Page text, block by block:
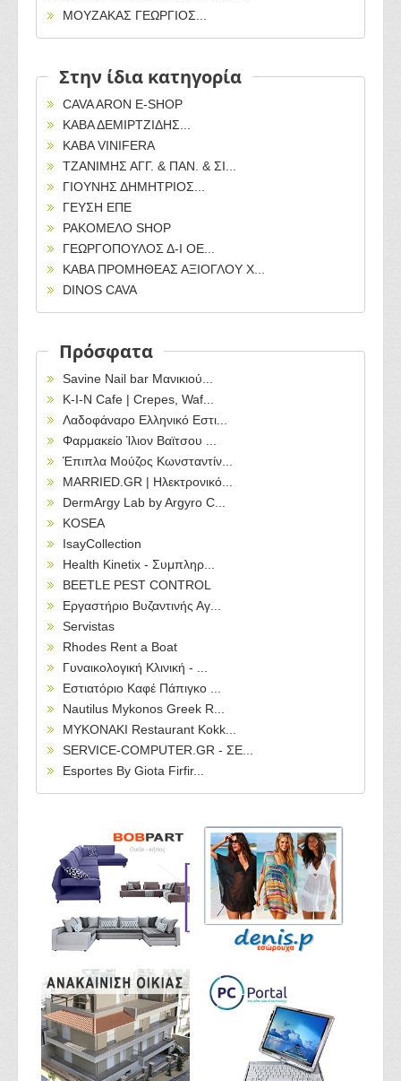
ΜΟΥΖΑΚΑΣ ΓΕΩΡΓΙΟΣ...
Στην ίδια κατηγορία
CAVA ARON E-SHOP
ΚΑΒΑ ΔΕΜΙΡΤΖΙΔΗΣ...
ΚΑΒΑ VINIFERA
ΤΖΑΝΙΜΗΣ ΑΓΓ. & ΠΑΝ. & ΣΙ...
ΓΙΟΥΝΗΣ ΔΗΜΗΤΡΙΟΣ...
ΓΕΥΣΗ ΕΠΕ
ΡΑΚΟΜΕΛΟ SHOP
ΓΕΩΡΓΟΠΟΥΛΟΣ Δ-Ι ΟΕ...
ΚΑΒΑ ΠΡΟΜΗΘΕΑΣ ΑΞΙΟΓΛΟΥ Χ...
DINOS CAVA
Πρόσφατα
Savine Nail bar Μανικιού...
Κ-Ι-Ν Cafe | Crepes, Waf...
Λαδοφάναρο Ελληνικό Εστι...
Φαρμακείο Ίλιον Βαϊτσου ...
Έπιπλα Μούζος Κωνσταντίν...
MARRIED.GR | Ηλεκτρονικό...
DermArgy Lab by Argyro C...
KOSEA
IsayCollection
Health Kinetix - Συμπληρ...
BEETLE PEST CONTROL
Εργαστήριο Βυζαντινής Αγ...
Servistas
Rhodes Rent a Boat
Γυναικολογική Κλινική - ...
Εστιατόριο Καφέ Πάπιγκο ...
Nautilus Mykonos Greek R...
MYKONAKI Restaurant Kokk...
SERVICE-COMPUTER.GR - ΣΕ...
Esportes By Giota Firfir...